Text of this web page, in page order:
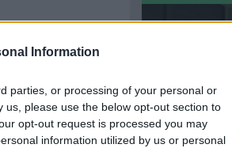
Information
parties, or processing of your personal or
please use the below opt-out section to
opt-out request is processed you may
information utilized by us or personal